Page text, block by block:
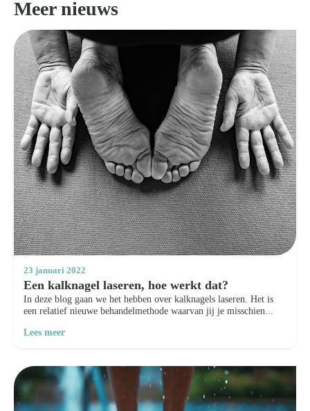
Meer nieuws
23 januari 2022
Een kalknagel laseren, hoe werkt dat?
In deze blog gaan we het hebben over kalknagels laseren. Het is
een relatief nieuwe behandelmethode waarvan jij je misschien...
Lees meer